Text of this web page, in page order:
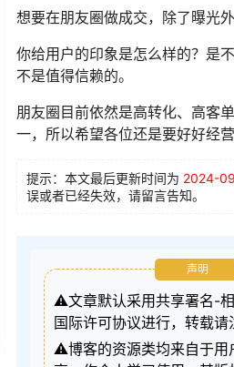
想要在朋友圈做成交，除了曝光
你给用户的印象是怎么样的？是
不是值得信赖的。
朋友圈目前依然是高转化、高客
一，所以希望各位还是要好好经营
提示：本文最后更新时间为 2024-
误或者已经失效，请留言告知。
声明
⚠️文章默认采用共享署名-
国际许可协议进行，转载请
⚠️博客的资源类均来自于用